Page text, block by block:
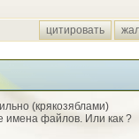
цитировать
(крякозяблами)
имена файлов. Или как ?